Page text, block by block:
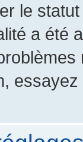
le
a été